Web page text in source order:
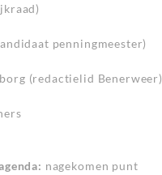
penningmeester)
(redactielid Benerweer)
nagekomen punt